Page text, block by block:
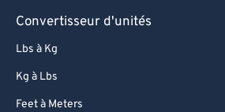
Convertisseur d'unités
Lbs à Kg
Kg à Lbs
Feet à Meters